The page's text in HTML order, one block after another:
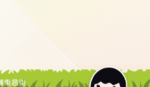
東昌街